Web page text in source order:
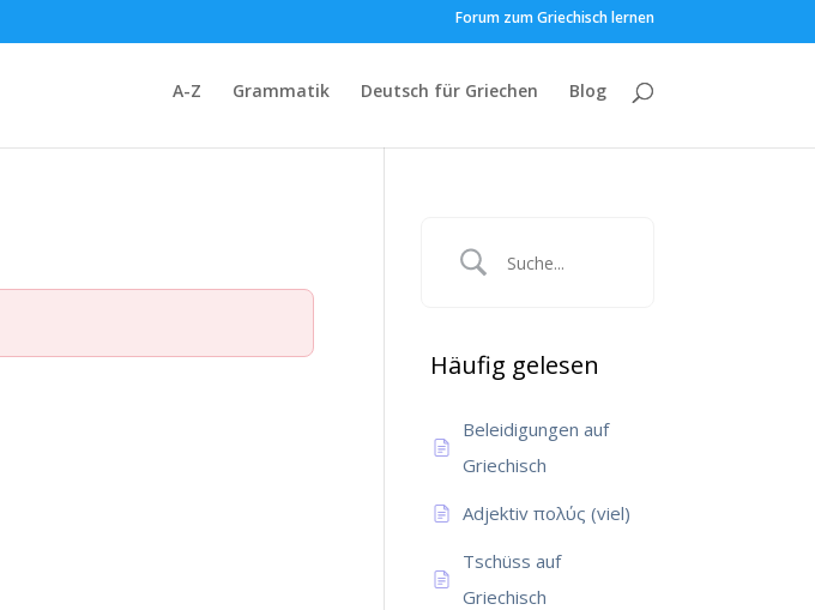
Forum zum Griechisch lernen
A-Z Grammatik Deutsch für Griechen Blog
Häufig gelesen
Beleidigungen auf
Griechisch
Adjektiv πολύς (viel)
Tschüss auf
Griechisch